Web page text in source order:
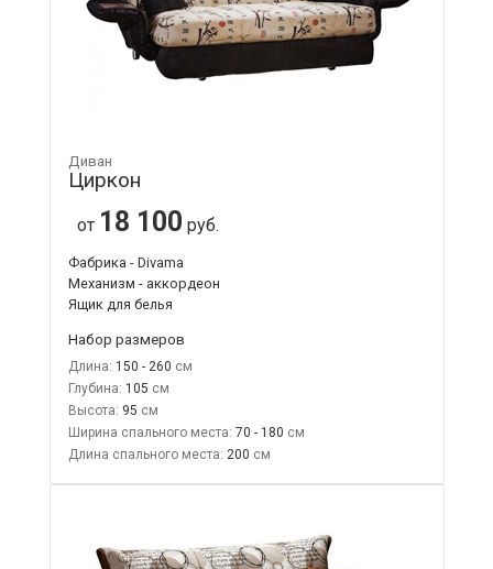
Диван
Циркон
от 18 100 руб.
Фабрика - Divama
Механизм - аккордеон
Ящик для белья
Набор размеров
Длина: 150 - 260
Глубина: 105
Высота: 95
Ширина спального места: 70 - 180
Длина спального места: 200